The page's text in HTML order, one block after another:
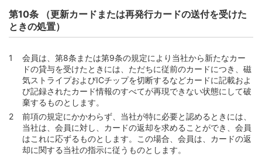
第86条 （キャッシングサービスおよびカードローン利用
に係る禁止行為）
第87条 （キャッシングサービス・カードローンの利用が
第2節 元利金支払義務および返済方式
第88条 （元利金支払義務）
第89条 （日本国外でのキャッシングサービスの利用）
第90条 （キャッシングサービスの返済方式）
第91条 （カードローンの原則的返済方式およびその返済
額の算定方法）
第10条 （更新カードまたは再発行カードの送付を受けた
ときの処置）
会員は、第8条または第9条の規定により当社から新たなカー
ドの貸与を受けたときには、ただちに従前のカードにつき、磁
気ストライプおよびICチップを切断するなどカードに記載およ
び記録されたカード情報のすべてが再現できない状態にして破
棄するものとします。
前項の規定にかかわらず、当社が特に必要と認めるときには、
当社は、会員に対し、カードの返却を求めることができ、会員
はこれに応ずるものとします。この場合、会員は、カードの返
却に関する当社の指示に従うものとします。